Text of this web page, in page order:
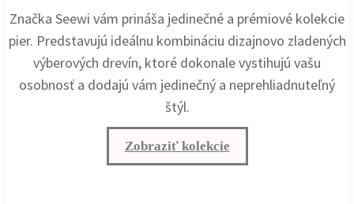
Značka Seewi vám prináša jedinečné a prémiové kolekcie
pier. Predstavujú ideálnu kombináciu dizajnovo zladených
výberových drevín, ktoré dokonale vystihujú vašu
osobnosť a dodajú vám jedinečný a neprehliadnuteľný
štýl.
Zobraziť kolekcie